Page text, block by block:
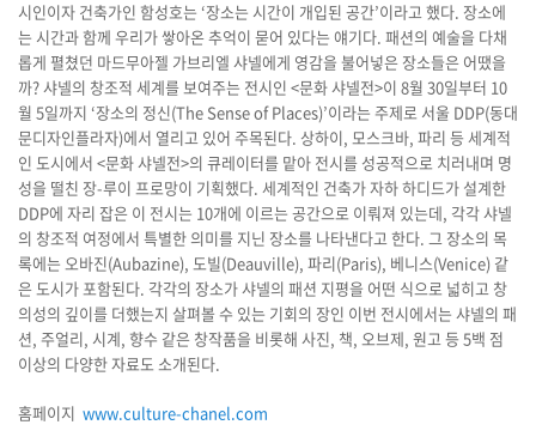
시인이자 건축가인 함성호는 ‘장소는 시간이 개입된 공간’이라고 했다. 장소에
는 시간과 함께 우리가 쌓아온 추억이 묻어 있다는 얘기다. 패션의 예술을 다채
롭게 펼쳤던 마드무아젤 가브리엘 샤넬에게 영감을 불어넣은 장소들은 어땠을
까? 샤넬의 창조적 세계를 보여주는 전시인 <문화 샤넬전>이 8월 30일부터 10
월 5일까지 ‘장소의 정신(The Sense of Places)’이라는 주제로 서울 DDP(동대
문디자인플라자)에서 열리고 있어 주목된다. 상하이, 모스크바, 파리 등 세계적
인 도시에서 <문화 샤넬전>의 큐레이터를 맡아 전시를 성공적으로 치러내며 명
성을 떨친 장-루이 프로망이 기획했다. 세계적인 건축가 자하 하디드가 설계한
DDP에 자리 잡은 이 전시는 10개에 이르는 공간으로 이뤄져 있는데, 각각 샤넬
의 창조적 여정에서 특별한 의미를 지닌 장소를 나타낸다고 한다. 그 장소의 목
록에는 오바진(Aubazine), 도빌(Deauville), 파리(Paris), 베니스(Venice) 같
은 도시가 포함된다. 각각의 장소가 샤넬의 패션 지평을 어떤 식으로 넓히고 창
의성의 깊이를 더했는지 살펴볼 수 있는 기회의 장인 이번 전시에서는 샤넬의 패
션, 주얼리, 시계, 향수 같은 창작품을 비롯해 사진, 책, 오브제, 원고 등 5백 점
이상의 다양한 자료도 소개된다.
홈페이지 www.culture-chanel.com